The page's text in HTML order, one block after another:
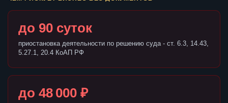
до 90 суток
приостановка деятельности по решению суда - ст. 6.3, 14.43,
5.27.1, 20.4 КоАП РФ
до 48 000 ₽